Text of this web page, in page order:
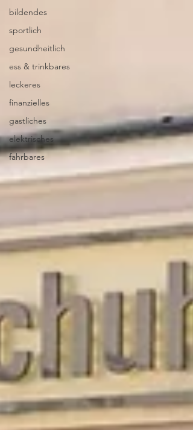
bildendes
sportlich
gesundheitlich
ess & trinkbares
leckeres
finanzielles
gastliches
elektrisches
fahrbares